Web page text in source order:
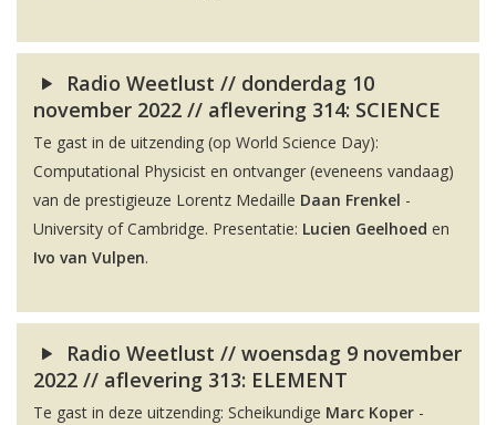
Radio Weetlust // donderdag 10
november 2022 // aflevering 314: SCIENCE
Te gast in de uitzending (op World Science Day):
Computational Physicist en ontvanger (eveneens vandaag)
van de prestigieuze Lorentz Medaille Daan Frenkel -
University of Cambridge. Presentatie: Lucien Geelhoed en
Ivo van Vulpen.
Radio Weetlust // woensdag 9 november
2022 // aflevering 313: ELEMENT
Te gast in deze uitzending: Scheikundige Marc Koper -